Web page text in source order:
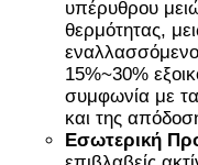
υπέρυθρου
θερμότητας,
15%~30%
συμφωνία με
και της
Εσωτερική